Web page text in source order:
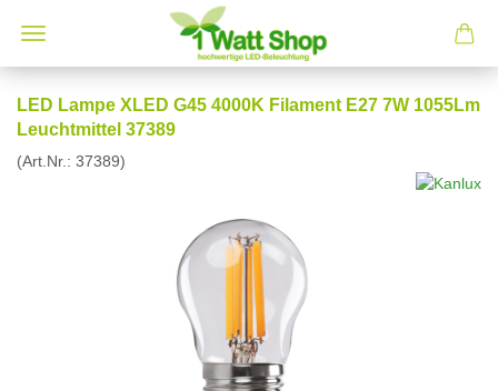
LED Lampe XLED G45 4000K Filament E27 7W 1055Lm
Leuchtmittel 37389
(Art.Nr.: 37389)